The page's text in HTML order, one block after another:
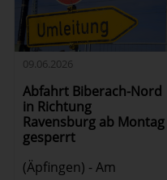
09.06.2026
Abfahrt Biberach-Nord
in Richtung
Ravensburg ab Montag
gesperrt
(Äpfingen) - Am